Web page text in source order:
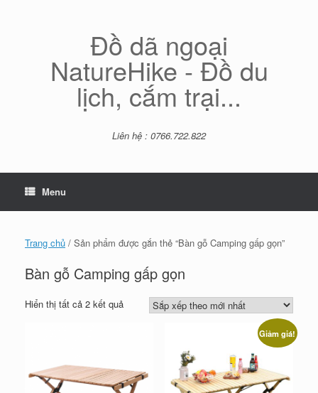
Đồ dã ngoại
NatureHike - Đồ du
lịch, cắm trại...
Liên hệ : 0766.722.822
Menu
Trang chủ / Sản phẩm được gắn thẻ “Bàn gỗ Camping gấp gọn”
Bàn gỗ Camping gấp gọn
Hiển thị tất cả 2 kết quảĐã
nhất
Giảm giá!